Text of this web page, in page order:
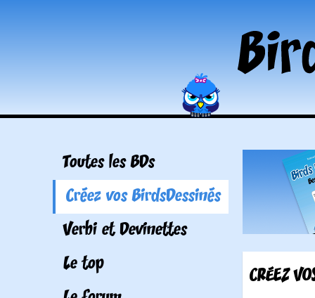
Toutes les BDs
Créez vos BirdsDessinés
Verbi et Devinettes
Le top
CRÉEZ